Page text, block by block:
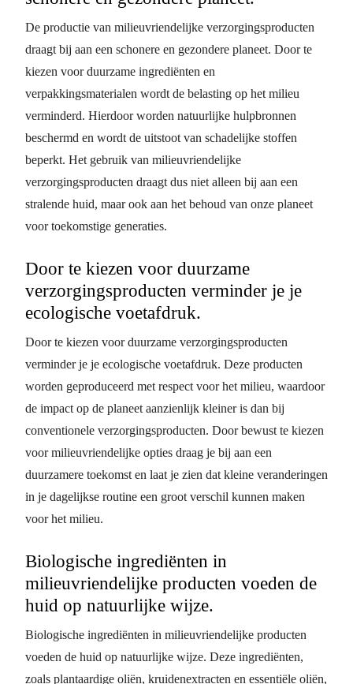
De productie van milieuvriendelijke verzorgingsproducten
draagt bij aan een schonere en gezondere planeet. Door te
kiezen voor duurzame ingrediënten en
verpakkingsmaterialen wordt de belasting op het milieu
verminderd. Hierdoor worden natuurlijke hulpbronnen
beschermd en wordt de uitstoot van schadelijke stoffen
beperkt. Het gebruik van milieuvriendelijke
verzorgingsproducten draagt dus niet alleen bij aan een
stralende huid, maar ook aan het behoud van onze planeet
voor toekomstige generaties.
Door te kiezen voor duurzame
verzorgingsproducten verminder je je
ecologische voetafdruk.
Door te kiezen voor duurzame verzorgingsproducten
verminder je je ecologische voetafdruk. Deze producten
worden geproduceerd met respect voor het milieu, waardoor
de impact op de planeet aanzienlijk kleiner is dan bij
conventionele verzorgingsproducten. Door bewust te kiezen
voor milieuvriendelijke opties draag je bij aan een
duurzamere toekomst en laat je zien dat kleine veranderingen
in je dagelijkse routine een groot verschil kunnen maken
voor het milieu.
Biologische ingrediënten in
milieuvriendelijke producten voeden de
huid op natuurlijke wijze.
Biologische ingrediënten in milieuvriendelijke producten
voeden de huid op natuurlijke wijze. Deze ingrediënten,
zoals plantaardige oliën, kruidenextracten en essentiële oliën,